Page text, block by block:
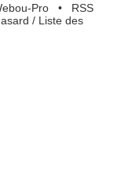
Pro• RSS
/ Liste des